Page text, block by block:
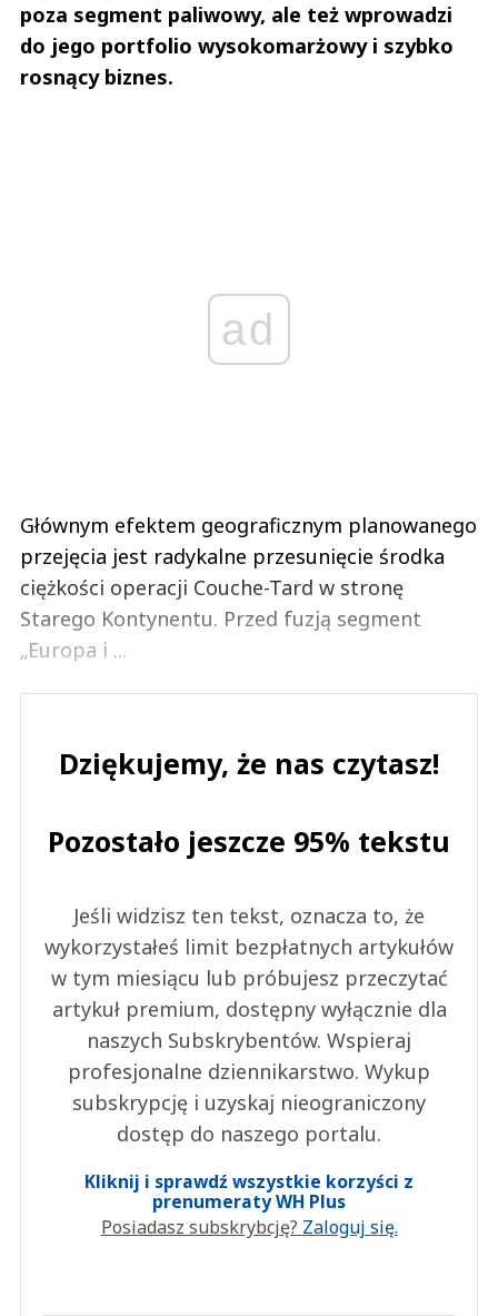
poza segment paliwowy, ale też wprowadzi
do jego portfolio wysokomarżowy i szybko
rosnący biznes.
ad
Głównym efektem geograficznym planowanego
przejęcia jest radykalne przesunięcie środka
ciężkości operacji Couche-Tard w stronę
Starego Kontynentu. Przed fuzją segment
„Europa i ...
Dziękujemy, że nas czytasz!
Pozostało jeszcze 95% tekstu
Jeśli widzisz ten tekst, oznacza to, że
wykorzystałeś limit bezpłatnych artykułów
w tym miesiącu lub próbujesz przeczytać
artykuł premium, dostępny wyłącznie dla
naszych Subskrybentów. Wspieraj
profesjonalne dziennikarstwo. Wykup
subskrypcję i uzyskaj nieograniczony
dostęp do naszego portalu.
Kliknij i sprawdź wszystkie korzyści z
prenumeraty WH Plus
Posiadasz subskrybcję? Zaloguj się.